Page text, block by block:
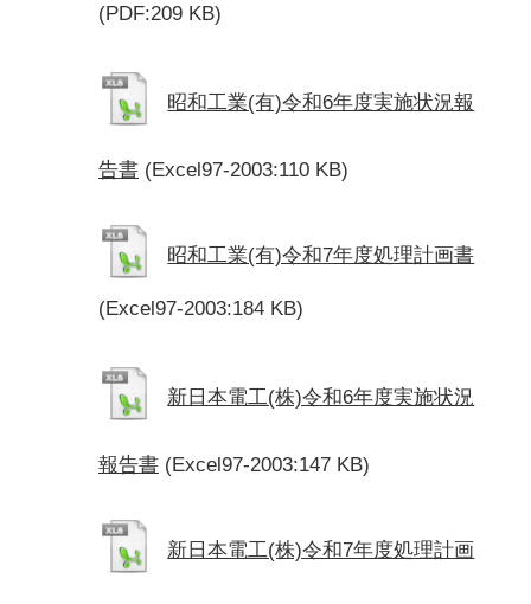
(PDF:209 KB)
昭和工業(有)令和6年度実施状況報
告書 (Excel97-2003:110 KB)
昭和工業(有)令和7年度処理計画書
(Excel97-2003:184 KB)
新日本電工(株)令和6年度実施状況
報告書 (Excel97-2003:147 KB)
新日本電工(株)令和7年度処理計画